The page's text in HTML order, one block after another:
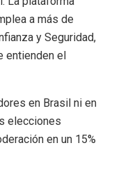
a más de
y Seguridad,
entienden el
en Brasil ni en
elecciones
en un 15%